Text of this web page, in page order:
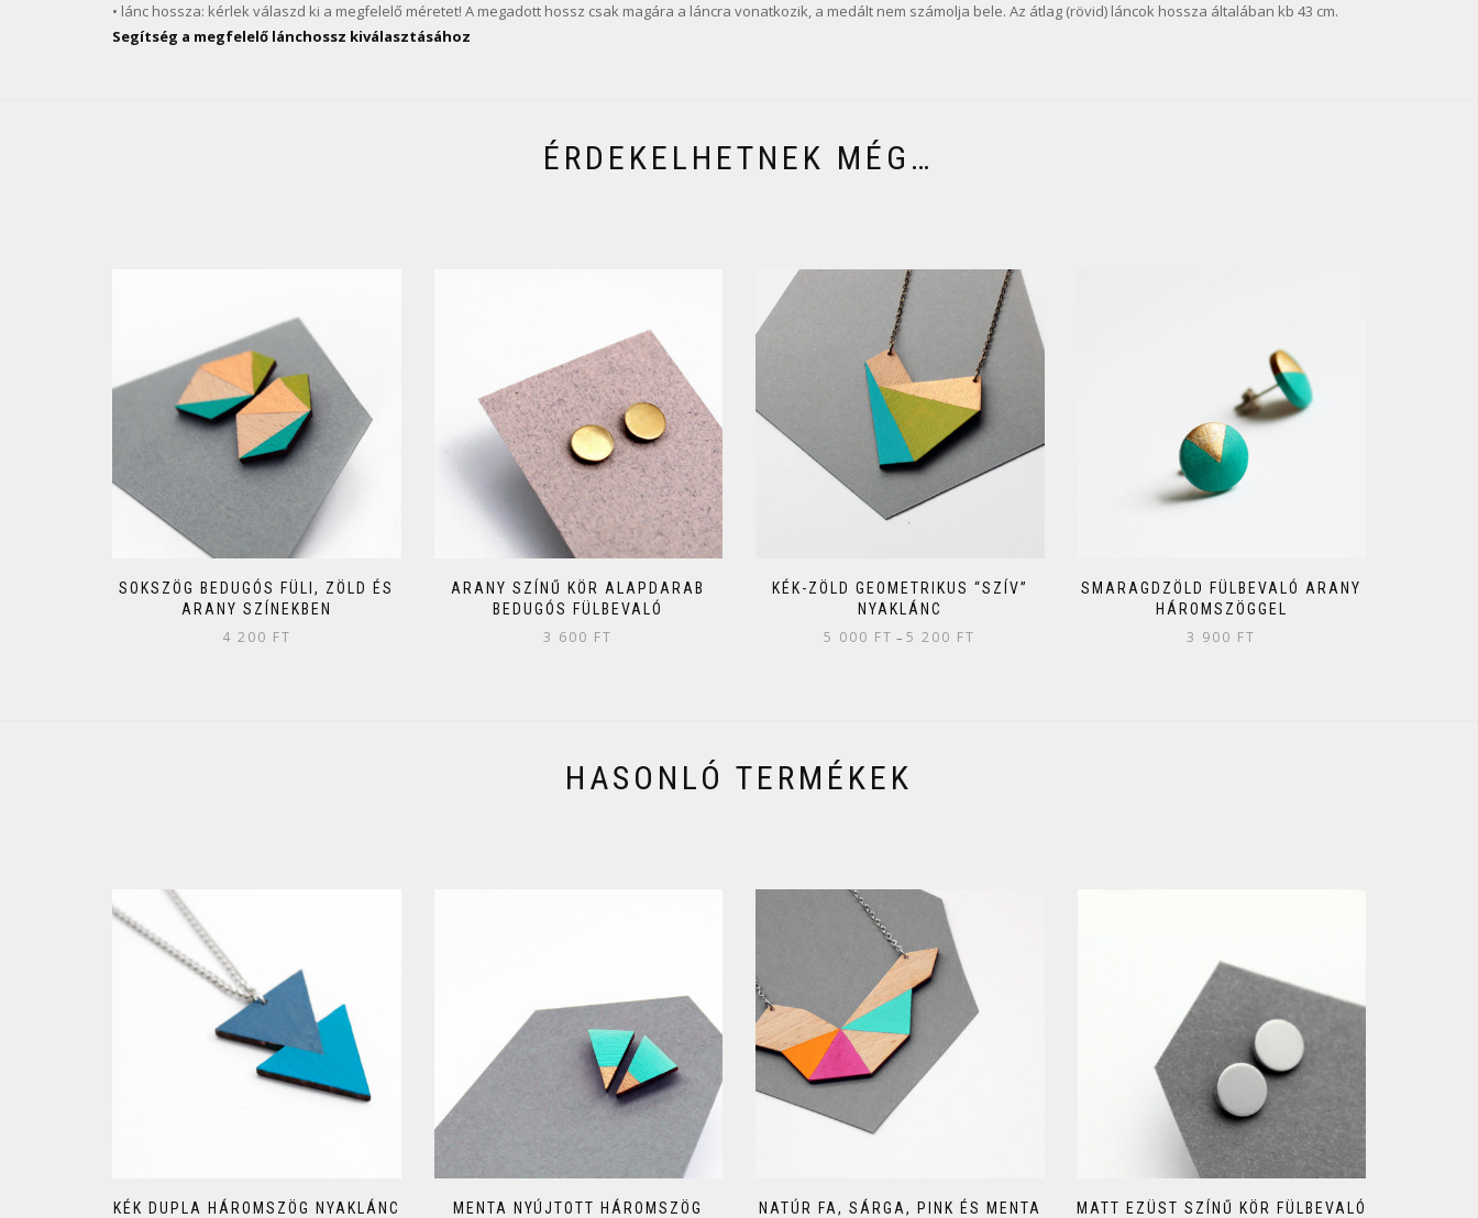
• lánc hossza: kérlek válaszd ki a megfelelő méretet! A megadott hossz csak magára a láncra vonatkozik, a medált nem számolja bele. Az átlag (rövid) láncok hossza általában kb 43 cm.
Segítség a megfelelő lánchossz kiválasztásához
ÉRDEKELHETNEK MÉG…
SOKSZÖG BEDUGÓS FÜLI, ZÖLD ÉS
ARANY SZÍNEKBEN
4 200 FT
ARANY SZÍNŰ KÖR ALAPDARAB
BEDUGÓS FÜLBEVALÓ
3 600 FT
KÉK-ZÖLD GEOMETRIKUS “SZÍV”
NYAKLÁNC
5 000 FT –5 200 FT
SMARAGDZÖLD FÜLBEVALÓ ARANY
HÁROMSZÖGGEL
3 900 FT
HASONLÓ TERMÉKEK
KÉK DUPLA HÁROMSZÖG NYAKLÁNC
MENTA NYÚJTOTT HÁROMSZÖG
NATÚR FA, SÁRGA, PINK ÉS MENTA
MATT EZÜST SZÍNŰ KÖR FÜLBEVALÓ